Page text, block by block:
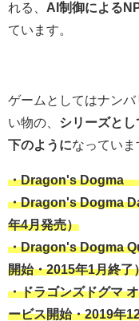
れる、 AI制御による
ています。
ゲームとしてはナン
い物の、 シリーズと
下のようになっていま
・Dragon's Dogma
・Dragon's Dogma
年4月発売）
・Dragon's Dogma
開始・2015年1月終了
・ドラゴンズドグマ
ービス開始・2019年